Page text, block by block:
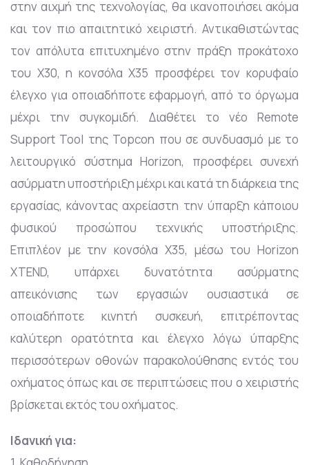
στην αιχμή της τεχνολογίας, θα ικανοποιήσει ακόμα
και τον πιο απαιτητικό χειριστή. Αντικαθιστώντας
τον απόλυτα επιτυχημένο στην πράξη προκάτοχο
του Χ30, η κονσόλα X35 προσφέρει τον κορυφαίο
έλεγχο για οποιαδήποτε εφαρμογή, από το όργωμα
μέχρι την συγκομιδή. Διαθέτει το νέο Remote
Support Tool της Topcon που σε συνδυασμό με το
λειτουργικό σύστημα Horizon, προσφέρει συνεχή
ασύρματη υποστήριξη μέχρι και κατά τη διάρκεια της
εργασίας, κάνοντας αχρείαστη την ύπαρξη κάποιου
φυσικού προσώπου τεχνικής υποστήριξης.
Επιπλέον με την κονσόλα Χ35, μέσω του Horizon
XTEND, υπάρχει δυνατότητα ασύρματης
απεικόνισης των εργασιών ουσιαστικά σε
οποιαδήποτε κινητή συσκευή, επιτρέποντας
καλύτερη ορατότητα και έλεγχο λόγω ύπαρξης
περισσότερων οθονών παρακολούθησης εντός του
οχήματος όπως και σε περιπτώσεις που ο χειριστής
βρίσκεται εκτός του οχήματος.
Ιδανική για: